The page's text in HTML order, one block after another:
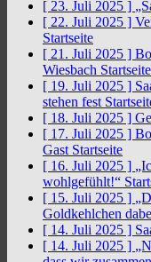
[ 23. Juli 2025 ]
[ 22. Juli 2025 ]
Startseite
[ 21. Juli 2025 ]
Wiesbach Startseite
[ 19. Juli 2025 ]
stehen fest
[ 18. Juli 2025 ]
[ 17. Juli 2025 ]
Gast Startseite
[ 16. Juli 2025 ]
wohlgefühlt!“
[ 15. Juli 2025 ]
Goldkehlchen
[ 14. Juli 2025 ]
[ 14. Juli 2025 ]